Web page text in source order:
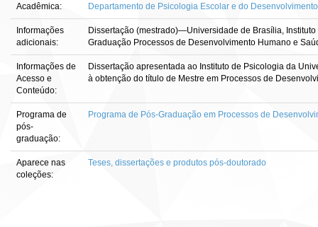
Acadêmica:
Departamento de Psicologia Escolar e do
Informações
adicionais:
Dissertação (mestrado)—Universidade de Brasília,
Graduação Processos de Desenvolvimento Humano e
Informações de
Acesso e
Conteúdo:
Dissertação apresentada ao Instituto de Psicologia da
à obtenção do título de Mestre em Processos de
Programa de
pós-
graduação:
Programa de Pós-Graduação em Processos de
Aparece nas
coleções:
Teses, dissertações e produtos pós-doutorado